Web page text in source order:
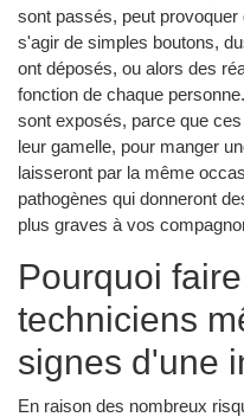
sont passés, peut
s'agir de simples boutons,
ont déposés, ou alors des
fonction de chaque
sont exposés, parce que
leur gamelle, pour manger
laisseront par la même
pathogènes qui donneront
plus graves à vos
Pourquoi
techniciens
signes d'une
En raison des nombreux